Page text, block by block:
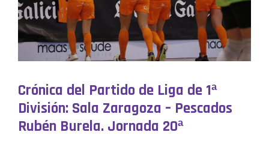
Crónica del Partido de Liga de 1ª
División: Sala Zaragoza – Pescados
Rubén Burela. Jornada 20ª